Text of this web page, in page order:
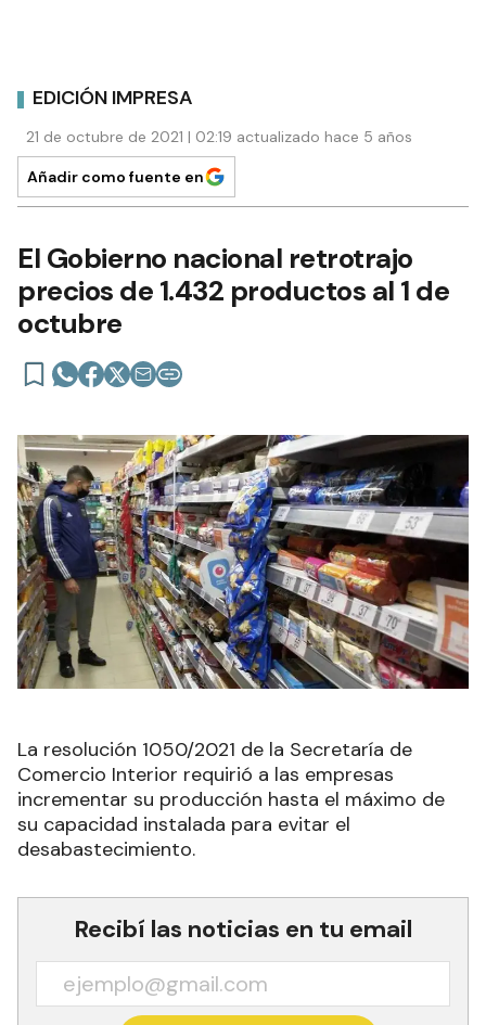
EDICIÓN IMPRESA
21 de octubre de 2021 | 02:19 actualizado hace 5 años
Añadir como fuente en
El Gobierno nacional retrotrajo
precios de 1.432 productos al 1 de
octubre
La resolución 1050/2021 de la Secretaría de
Comercio Interior requirió a las empresas
incrementar su producción hasta el máximo de
su capacidad instalada para evitar el
desabastecimiento.
Recibí las noticias en tu email